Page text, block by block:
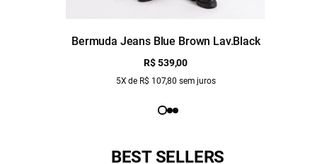
Bermuda Jeans Blue Brown Lav.Black
R$ 539,00
5X de R$ 107,80 sem juros
BEST SELLERS